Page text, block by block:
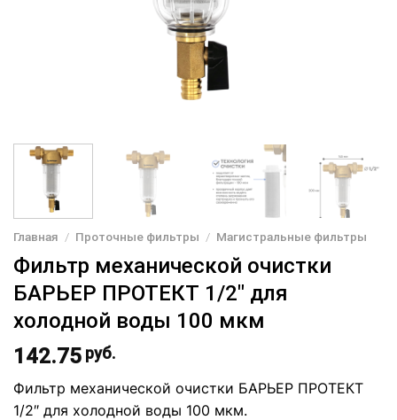
Главная / Проточные фильтры / Магистральные фильтры
Фильтр механической очистки
БАРЬЕР ПРОТЕКТ 1/2″ для
холодной воды 100 мкм
142.75 руб.
Фильтр механической очистки БАРЬЕР ПРОТЕКТ
1/2″ для холодной воды 100 мкм.